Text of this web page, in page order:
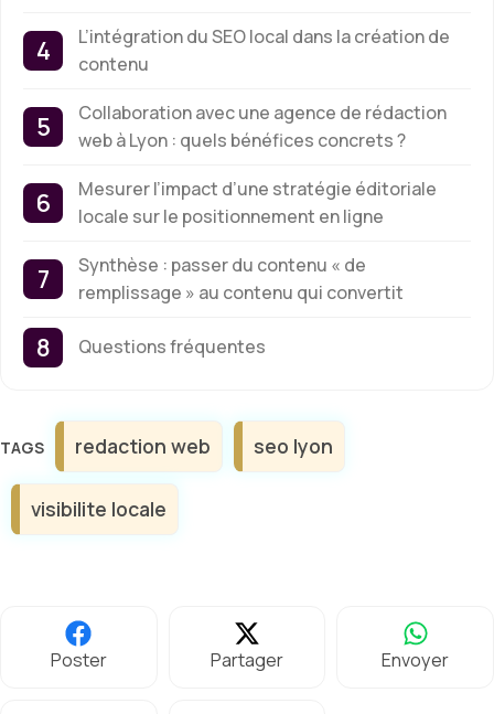
L’intégration du SEO local dans la création de
contenu
Collaboration avec une agence de rédaction
web à Lyon : quels bénéfices concrets ?
Mesurer l’impact d’une stratégie éditoriale
locale sur le positionnement en ligne
Synthèse : passer du contenu « de
remplissage » au contenu qui convertit
Questions fréquentes
Étiquettes
redaction web seo lyon
visibilite locale
Poster Partager Envoyer